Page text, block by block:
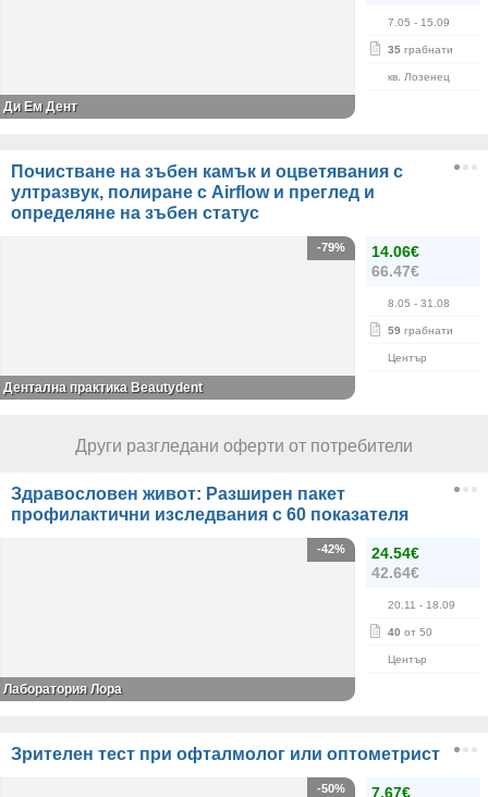
7.05 - 15.09
35 грабнати
кв. Лозенец
Ди Ем Дент
Почистване на зъбен камък и оцветявания с
ултразвук, полиране с Airflow и преглед и
определяне на зъбен статус
14.06€
66.47€
8.05 - 31.08
59 грабнати
Център
-79%
Дентална практика Beautydent
Други разгледани оферти от потребители
Здравословен живот: Разширен пакет
профилактични изследвания с 60 показателя
24.54€
42.64€
20.11 - 18.09
40 от 50
Център
-42%
Лаборатория Лора
Зрителен тест при офталмолог или оптометрист
7.67€
-50%